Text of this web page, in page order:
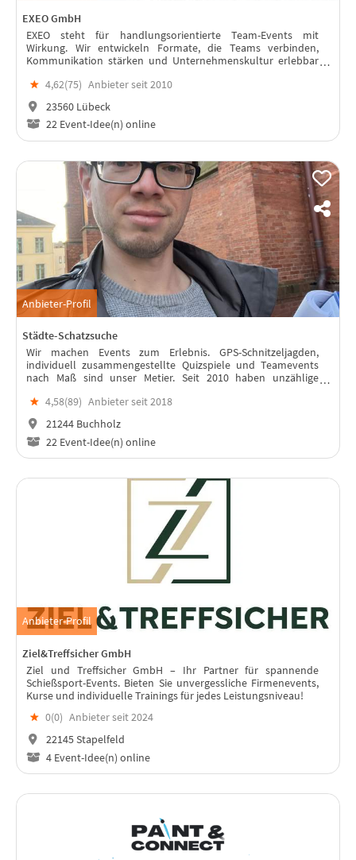
EXEO GmbH
EXEO steht für handlungsorientierte Team-Events mit
Wirkung. Wir entwickeln Formate, die Teams verbinden,
Kommunikation stärken und Unternehmenskultur erlebbar
abgestimmt.
★ 4,62(75) Anbieter seit 2010
23560 Lübeck
22 Event-Idee(n) online
Anbieter-Profil
Städte-Schatzsuche
Wir machen Events zum Erlebnis. GPS-Schnitzeljagden,
individuell zusammengestellte Quizspiele und Teamevents
nach Maß sind unser Metier. Seit 2010 haben unzählige
werden es mehr.
★ 4,58(89) Anbieter seit 2018
21244 Buchholz
22 Event-Idee(n) online
Anbieter-Profil
Ziel&Treffsicher GmbH
Ziel und Treffsicher GmbH – Ihr Partner für spannende
Schießsport-Events. Bieten Sie unvergessliche Firmenevents,
Kurse und individuelle Trainings für jedes Leistungsniveau!
★ 0(0) Anbieter seit 2024
22145 Stapelfeld
4 Event-Idee(n) online